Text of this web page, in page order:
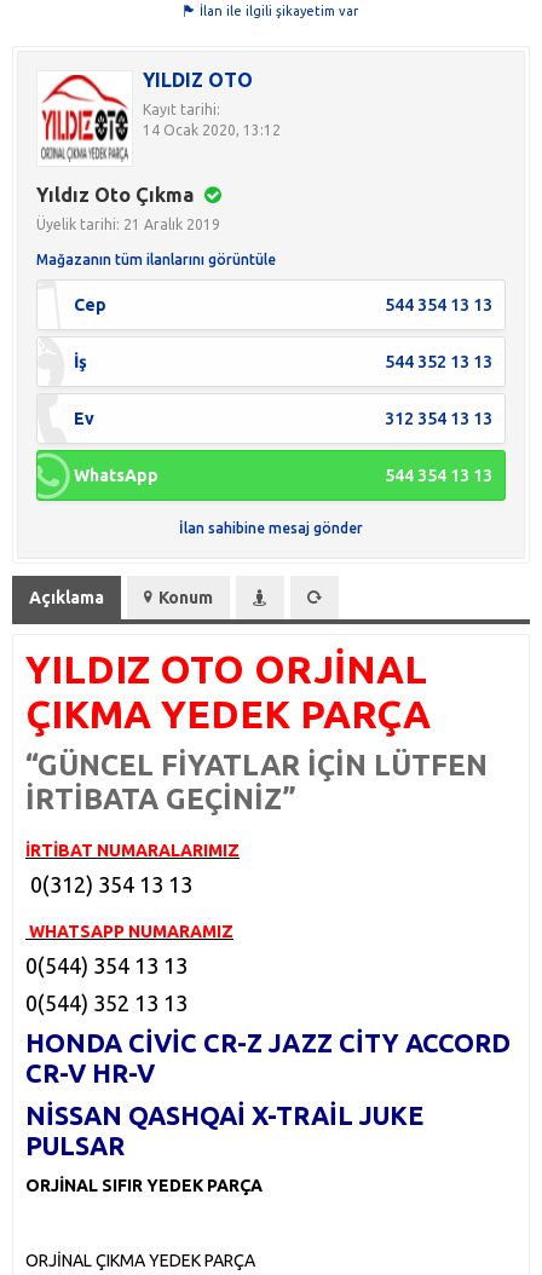
İlan ile ilgili şikayetim var
YILDIZ OTO
Kayıt tarihi:
14 Ocak 2020, 13:12
Yıldız Oto Çıkma
Üyelik tarihi: 21 Aralık 2019
Mağazanın tüm ilanlarını görüntüle
Cep 544 354 13 13
İş 544 352 13 13
Ev 312 354 13 13
WhatsApp 544 354 13 13
İlan sahibine mesaj gönder
Açıklama Konum
YILDIZ OTO ORJİNAL
ÇIKMA YEDEK PARÇA
“GÜNCEL FİYATLAR İÇİN LÜTFEN
İRTİBATA GEÇİNİZ”
İRTİBAT NUMARALARIMIZ
0(312) 354 13 13
WHATSAPP NUMARAMIZ
0(544) 354 13 13
0(544) 352 13 13
HONDA CİVİC CR-Z JAZZ CİTY ACCORD
CR-V HR-V
NİSSAN QASHQAİ X-TRAİL JUKE
PULSAR
ORJİNAL SIFIR YEDEK PARÇA
ORJİNAL ÇIKMA YEDEK PARÇA